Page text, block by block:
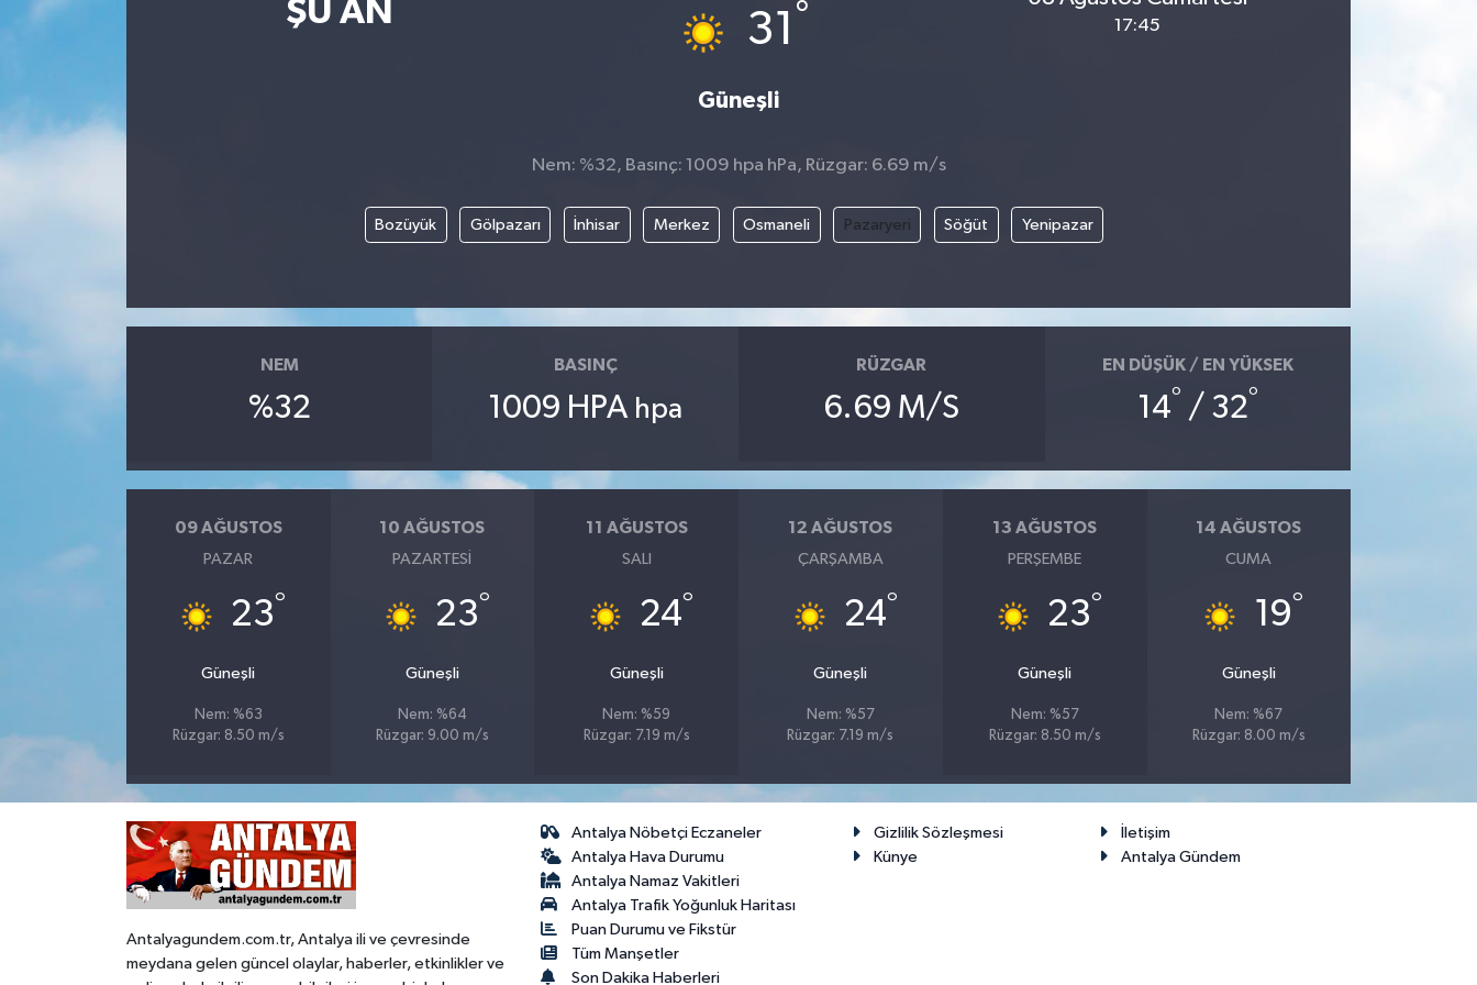
ŞU AN 31 °
Güneşli
17:45
Nem: %32, Basınç: 1009 hpa hPa, Rüzgar: 6.69 m/s
Bozüyük Gölpazarı İnhisar Merkez Osmaneli Pazaryeri Söğüt Yenipazar
NEM
%32
BASINÇ
1009 HPA hpa
RÜZGAR
6.69 M/S
EN DÜŞÜK / EN YÜKSEK
14° / 32°
09 AĞUSTOS
PAZAR
23°
Güneşli
Nem: %63
Rüzgar: 8.50 m/s
10 AĞUSTOS
PAZARTESI
23°
Güneşli
Nem: %64
Rüzgar: 9.00 m/s
11 AĞUSTOS
SALI
24°
Güneşli
Nem: %59
Rüzgar: 7.19 m/s
12 AĞUSTOS
ÇARŞAMBA
24°
Güneşli
Nem: %57
Rüzgar: 7.19 m/s
13 AĞUSTOS
PERŞEMBE
23°
Güneşli
Nem: %57
Rüzgar: 8.50 m/s
14 AĞUSTOS
CUMA
19°
Güneşli
Nem: %67
Rüzgar: 8.00 m/s
Antalyagundem.com.tr, Antalya ili ve çevresinde
meydana gelen güncel olaylar, haberler, etkinlikler ve
Antalya Nöbetçi Eczaneler
Antalya Hava Durumu
Antalya Namaz Vakitleri
Antalya Trafik Yoğunluk Haritası
Puan Durumu ve Fikstür
Tüm Manşetler
Son Dakika Haberleri
Gizlilik Sözleşmesi
İletişim
Künye
Antalya Gündem